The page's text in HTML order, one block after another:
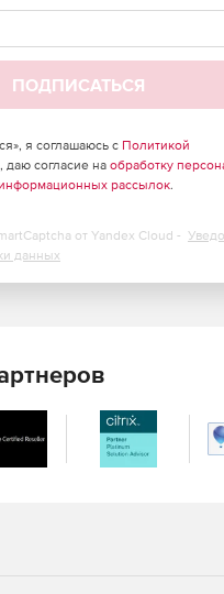
ПОДПИСАТЬСЯ
я соглашаюсь с Политикой
, даю согласие на обработку
рассылок.
от Yandex Cloud -
данных